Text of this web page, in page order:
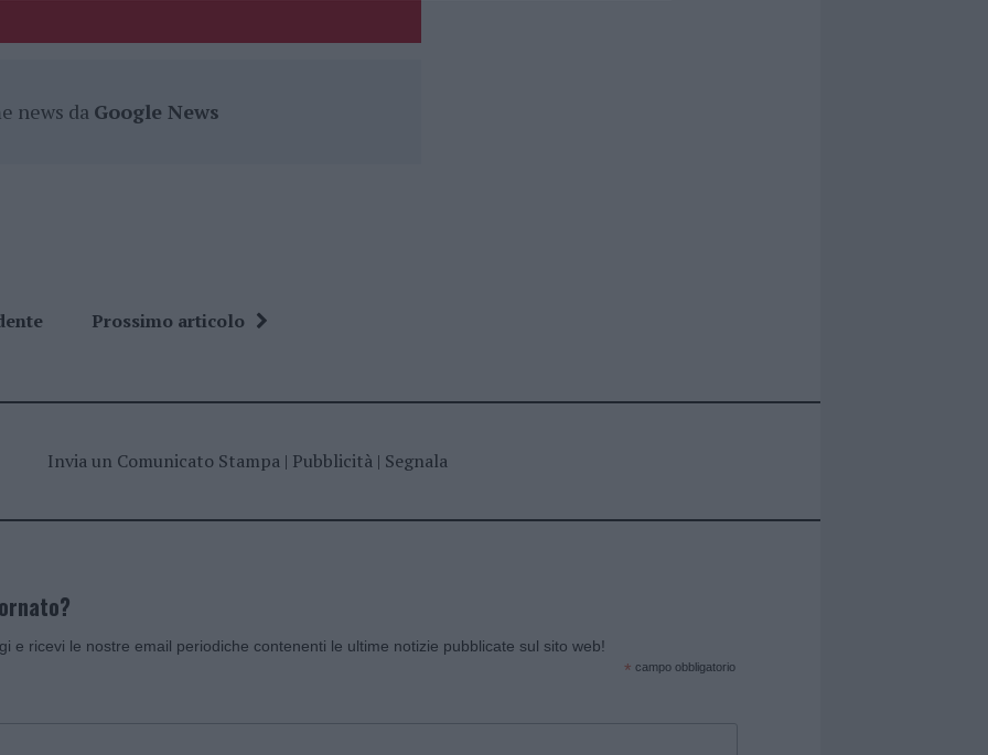
news da Google News
Prossimo articolo
Invia un Comunicato Stampa| Pubblicità| Segnala
e ricevi le nostre email periodiche contenenti le ultime notizie pubblicate sul sito web!
* campo obbligatorio